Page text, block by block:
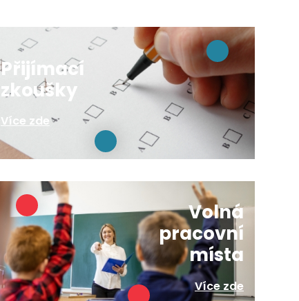
Přijímací
zkoušky
Více zde
Volná
pracovní
místa
Více zde